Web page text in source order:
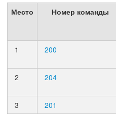
Место Номер команды
1 200
2 204
3 201